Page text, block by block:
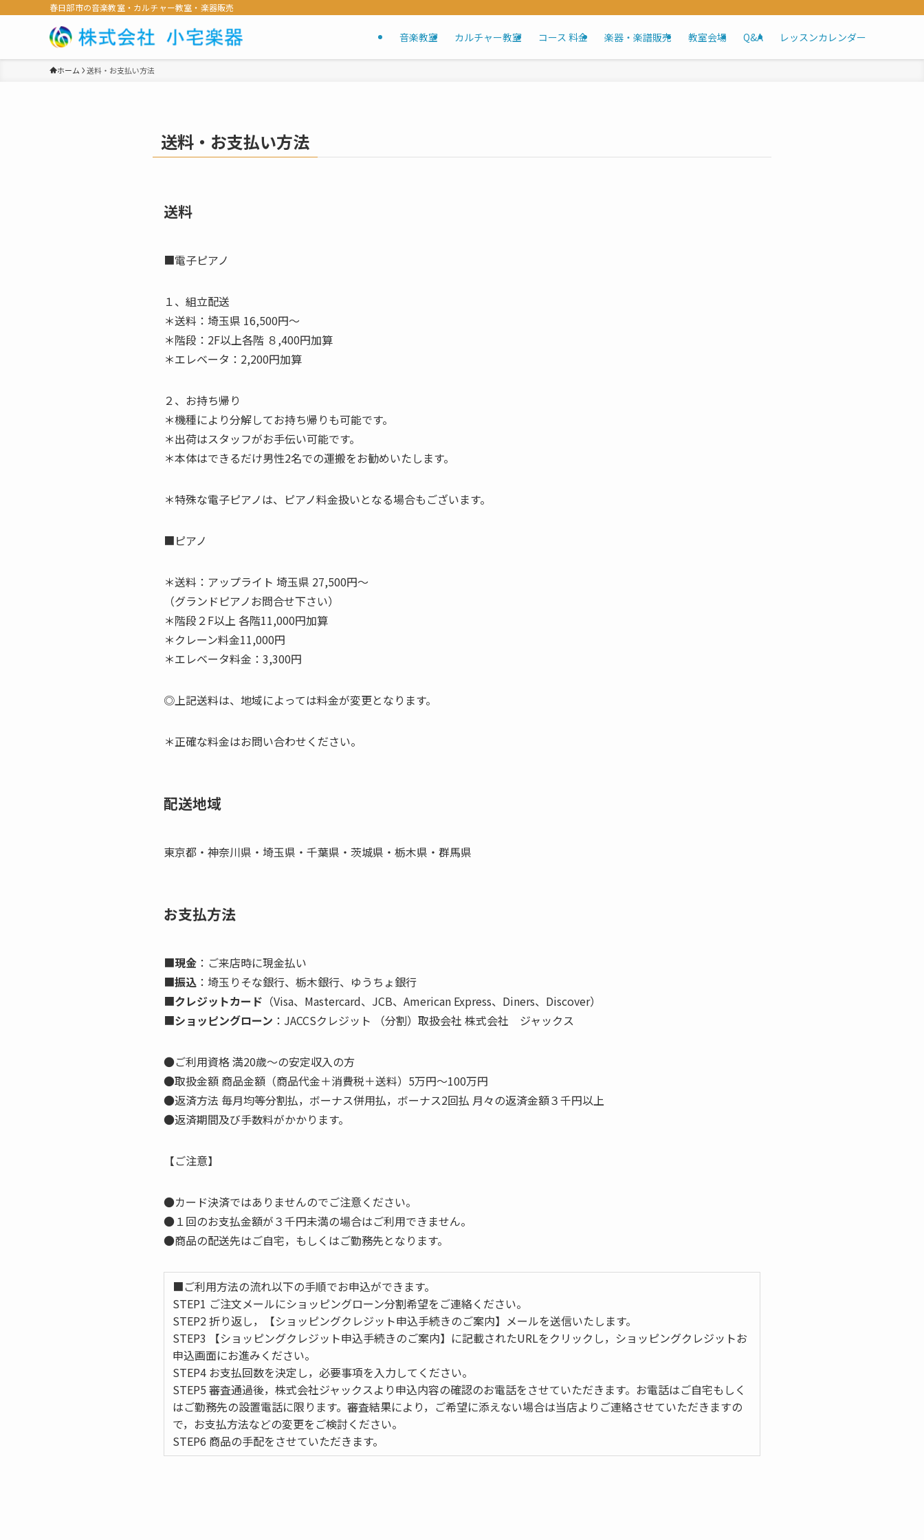
春日部市の音楽教室・カルチャー教室・楽器販売
音楽教室 カルチャー教室 コース 料金 楽器・楽譜販売 教室会場 Q&A レッスンカレンダー
ホーム 送料・お支払い方法
送料・お支払い方法
送料
■電子ピアノ
１、組立配送
＊送料：埼玉県 16,500円～
＊階段：2F以上各階 ８,400円加算
＊エレベータ：2,200円加算
２、お持ち帰り
＊機種により分解してお持ち帰りも可能です。
＊出荷はスタッフがお手伝い可能です。
＊本体はできるだけ男性2名での運搬をお勧めいたします。
＊特殊な電子ピアノは、ピアノ料金扱いとなる場合もございます。
■ピアノ
＊送料：アップライト 埼玉県 27,500円～
（グランドピアノお問合せ下さい）
＊階段２F以上 各階11,000円加算
＊クレーン料金11,000円
＊エレベータ料金：3,300円
◎上記送料は、地域によっては料金が変更となります。
＊正確な料金はお問い合わせください。
配送地域
東京都・神奈川県・埼玉県・千葉県・茨城県・栃木県・群馬県
お支払方法
■現金 ：ご来店時に現金払い
■振込 ：埼玉りそな銀行、栃木銀行、ゆうちょ銀行
■クレジットカード （Visa、Mastercard、JCB、American Express、Diners、Discover）
■ショッピングローン ：JACCSクレジット （分割）取扱会社 株式会社 ジャックス
●ご利用資格 満20歳～の安定収入の方
●取扱金額 商品金額（商品代金＋消費税＋送料）5万円～100万円
●返済方法 毎月均等分割払，ボーナス併用払，ボーナス2回払 月々の返済金額３千円以上
●返済期間及び手数料がかかります。
【ご注意】
●カード決済ではありませんのでご注意ください。
●１回のお支払金額が３千円未満の場合はご利用できません。
●商品の配送先はご自宅，もしくはご勤務先となります。
■ご利用方法の流れ以下の手順でお申込ができます。
STEP1 ご注文メールにショッピングローン分割希望をご連絡ください。
STEP2 折り返し，【ショッピングクレジット申込手続きのご案内】メールを送信いたします。
STEP3 【ショッピングクレジット申込手続きのご案内】に記載されたURLをクリックし，ショッピングクレジットお
申込画面にお進みください。
STEP4 お支払回数を決定し，必要事項を入力してください。
STEP5 審査通過後，株式会社ジャックスより申込内容の確認のお電話をさせていただきます。お電話はご自宅もしく
はご勤務先の設置電話に限ります。審査結果により，ご希望に添えない場合は当店よりご連絡させていただきますの
で，お支払方法などの変更をご検討ください。
STEP6 商品の手配をさせていただきます。